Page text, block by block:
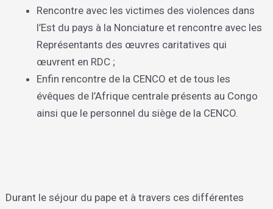
Rencontre avec les victimes des violences dans
l’Est du pays à la Nonciature et rencontre avec les
Représentants des œuvres caritatives qui
œuvrent en RDC ;
Enfin rencontre de la CENCO et de tous les
évêques de l’Afrique centrale présents au Congo
ainsi que le personnel du siège de la CENCO.
Durant le séjour du pape et à travers ces différentes